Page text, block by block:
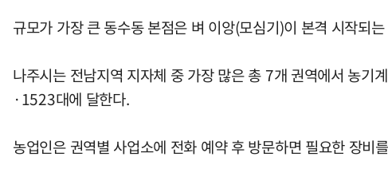
규모가 가장 큰 동수동 본점은 벼 이앙(모심기)이 본격 시작되
나주시는 전남지역 지자체 중 가장 많은 총 7개 권역에서 농기
·1523대에 달한다.
농업인은 권역별 사업소에 전화 예약 후 방문하면 필요한 장비